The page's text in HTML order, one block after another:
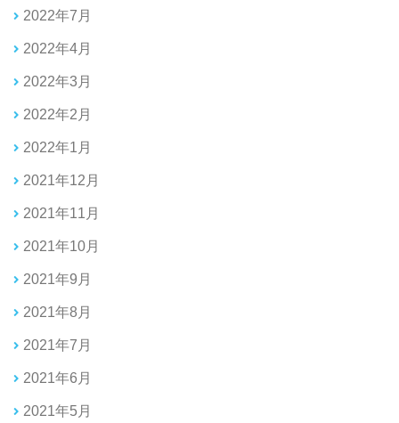
2022年7月
2022年4月
2022年3月
2022年2月
2022年1月
2021年12月
2021年11月
2021年10月
2021年9月
2021年8月
2021年7月
2021年6月
2021年5月